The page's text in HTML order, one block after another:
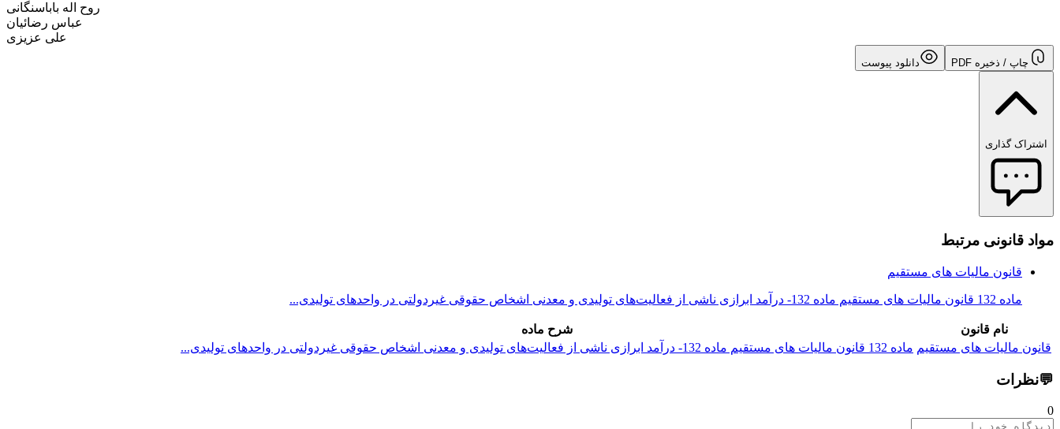
روح اله باباسنگانی
عباس رضائیان
علی عزیزی
چاپ / ذخیره PDF دانلود پیوست
اشتراک گذاری
مواد قانونی مرتبط
قانون مالیات های مستقیم
ماده 132 قانون مالیات های مستقیم ماده 132- درآمد ابرازی ناشی از فعالیت‌های ‌تولیدی و معدنی اشخاص حقوقی غیردولتی در واحدهای تولیدی...
نام قانون
شرح ماده
قانون مالیات های مستقیم ماده 132 قانون مالیات های مستقیم ماده 132- درآمد ابرازی ناشی از فعالیت‌های ‌تولیدی و معدنی اشخاص حقوقی غیردولتی در واحدهای تولیدی...
💬نظرات
0